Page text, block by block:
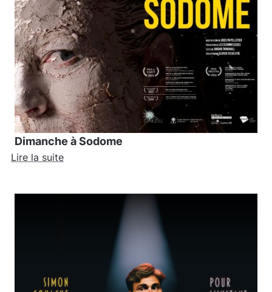
Dimanche à Sodome
Lire la suite